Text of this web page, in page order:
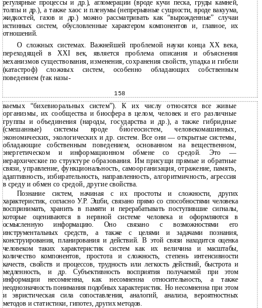
регулярные процессы и др.), агломерации (вроде кучи песка, груды камней,
толпы и др.), а также хаос и пленумы (непрерывные сущности, вроде вакуума,
жидкостей, газов и др.) можно рассматривать как “вырожденные” случаи
истинных систем, обусловленные характером компонентов и, главное, их
отношений.
О сложных системах. Важнейшей проблемой науки конца XX века,
переходящей в XXI век, является проблема описания и объяснения
механизмов существования, изменения, сохранения свойств, упадка и гибели
(катастроф) сложных систем, особенно обладающих собственным
поведением (так назы-
158
ваемых “бихевиоральных систем”). К их числу относятся все живые
организмы, их сообщества и биосфера в целом, человек и его различные
группы и объединения (народы, государства и др.), а также гибридные
(смешанные) системы вроде биогеосистем, человекомашинных,
экономических, экологических и др. систем. Все они — открытые системы,
обладающие собственным поведением, основанном на вещественном,
энергетическом и информационном обмене со средой. Это —
иерархические по структуре образования. Им присущи прямые и обратные
связи, управление, функциональность, самоорганизация, отражение, память,
адаптивность, избирательность, направленность, алгоритмичность, агрессия
в среду и обмен со средой, другие свойства.
Познание систем, начиная с их простоты и сложности, других
характеристик, согласно У.Р. Эшби, связано прямо со способностями человека
воспринимать, хранить в памяти и перерабатывать поступившие сигналы,
которые оцениваются в нервной системе человека и оформляются в
осмысленную информацию. Оно связано с возможностями его
инструментальных средств, а также с целями и задачами познания,
конструирования, планирования и действий. В этой связи находится оценка
человеком таких характеристик систем как их величина и масштабы,
количество компонентов, простота и сложность, степень интенсивности
качеств, свойств и процессов, трудность или легкость действий, быстрота и
медленность, и др. Субъективность восприятия получаемой при этом
информации несомненна, как несомненна относительность, а также
неоднозначность понимания подобных характеристик. Но несомненна при этом
и эвристическая сила сопоставления, аналогий, анализа, вероятностных
методов и статистики, гипотез, других методов.